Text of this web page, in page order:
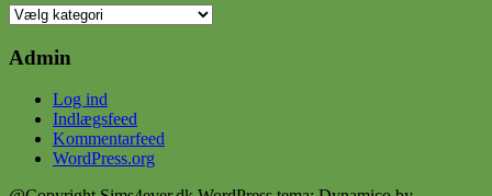
Kategorier
Admin
Log ind
Indlægsfeed
Kommentarfeed
WordPress.org